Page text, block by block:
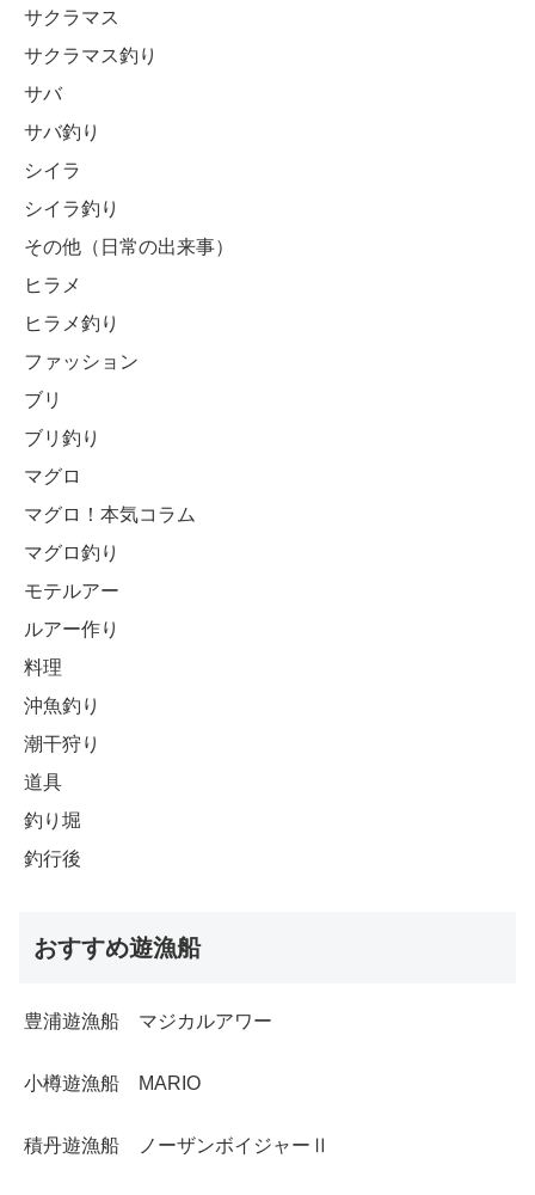
サクラマス
サクラマス釣り
サバ
サバ釣り
シイラ
シイラ釣り
その他（日常の出来事）
ヒラメ
ヒラメ釣り
ファッション
ブリ
ブリ釣り
マグロ
マグロ！本気コラム
マグロ釣り
モテルアー
ルアー作り
料理
沖魚釣り
潮干狩り
道具
釣り堀
釣行後
おすすめ遊漁船
豊浦遊漁船 マジカルアワー
小樽遊漁船 MARIO
積丹遊漁船 ノーザンボイジャーⅡ